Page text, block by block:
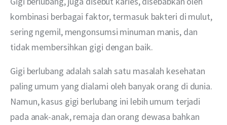
kombinasi berbagai faktor, termasuk bakteri di mulut,
sering ngemil, mengonsumsi minuman manis, dan
tidak membersihkan gigi dengan baik.
Gigi berlubang adalah salah satu masalah kesehatan
paling umum yang dialami oleh banyak orang di dunia.
Namun, kasus gigi berlubang ini lebih umum terjadi
pada anak-anak, remaja dan orang dewasa bahkan